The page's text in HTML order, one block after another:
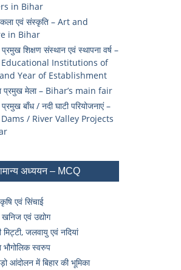
in Bihar
कला एवं संस्कृति – Art and
in Bihar
प्रमुख शिक्षण संस्थान एवं स्थापना वर्ष –
Institutions of
Year of Establishment
प्रमुख मेला – Bihar’s main fair
प्रमुख बाँध / नदी घाटी परियोजनाएं –
/ River Valley Projects
अध्ययन – MCQ
एवं सिंचाई
खनिज एवं उद्योग
मिट्टी, जलवायु एवं नदियां
भौगोलिक स्वरुप
आंदोलन में बिहार की भूमिका